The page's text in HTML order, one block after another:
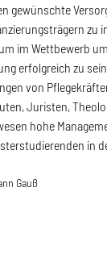
gewünschte
zu
im Wettbewerb
erfolgreich zu
von
Juristen,
hohe
in
Gauß